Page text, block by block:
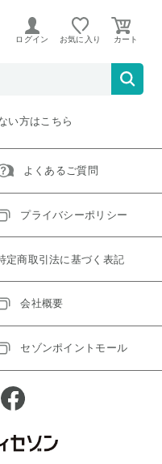
ログイン お気に入り
またはただいま取り扱い
い方はこちら
よくあるご質問
プライバシーポリシー
定商取引法に基づく表記
会社概要
セゾンポイントモール